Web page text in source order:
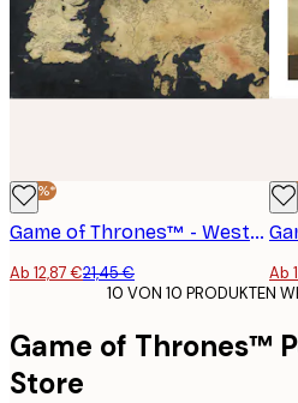
-40%*
Game of Thrones™ - Westeros Map Poster
Ab 12,87 €21,45 €
-
Ab
10 VON 10 PRODUKTEN
Game of Thrones™
Store